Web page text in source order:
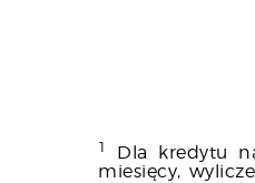
Dla kredytu
miesięcy,